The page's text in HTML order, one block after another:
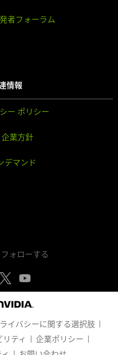
者フォーラム
情報
ー ポリシー
企業方針
デマンド
ォローする
イバシーに関する選択肢
ティ
企業ポリシー